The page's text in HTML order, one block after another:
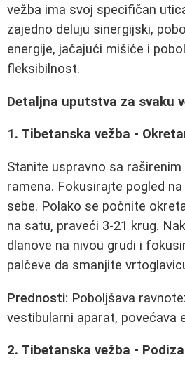
vežba ima svoj specifičan
zajedno deluju sinergijski,
energije, jačajući mišiće i
fleksibilnost.
Detaljna uputstva za svaku
1. Tibetanska vežba -
Stanite uspravno sa raširenim
ramena. Fokusirajte pogled
sebe. Polako se počnite
na satu, praveći 3-21 krug.
dlanove na nivou grudi i
palčeve da smanjite
Prednosti: Poboljšava
vestibularni aparat, povećava
2. Tibetanska vežba -